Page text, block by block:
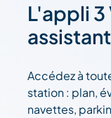
L'appli 3
Accédez à
station : plan,
navettes,